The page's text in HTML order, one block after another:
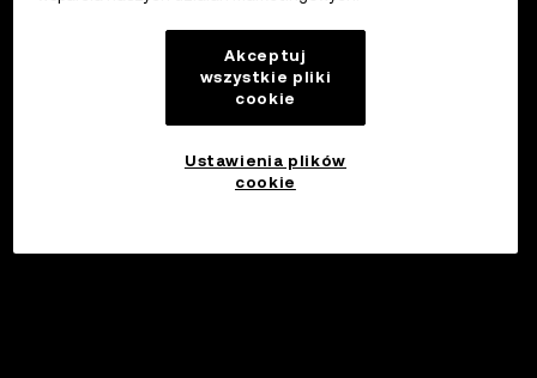
Akceptuj
wszystkie pliki
cookie
Ustawienia plików
cookie